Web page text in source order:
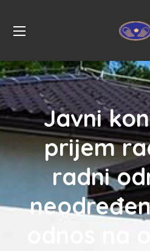
Javni
prijem
radni
odnos na